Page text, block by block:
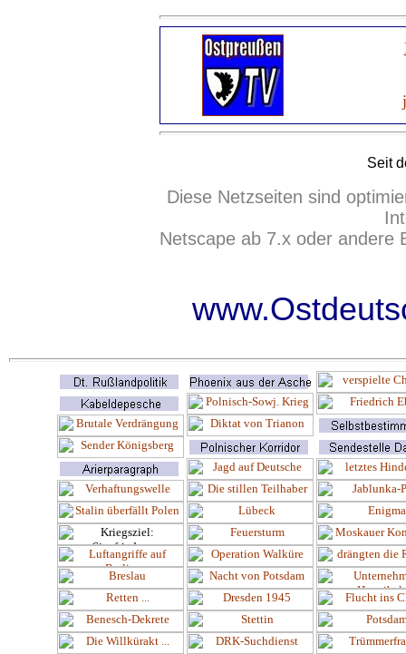
Seit
Diese Netzseiten sind
Netscape ab 7.x oder andere